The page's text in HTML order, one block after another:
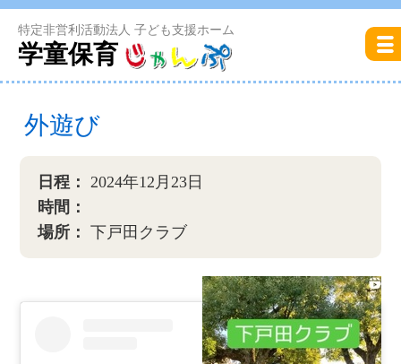
特定非営利活動法人 子ども支援ホーム
学童保育
外遊び
日程： 2024年12月23日
時間：
場所：下戸田クラブ